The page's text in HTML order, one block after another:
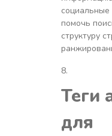
социальные
помочь
структуру
Теги
для